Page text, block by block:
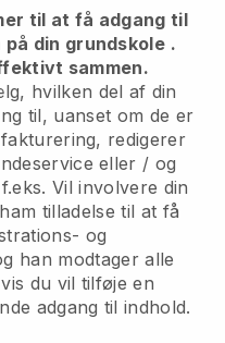
til at få adgang til
din grundskole .
sammen.
hvilken del af din
til, uanset om de er
redigerer
eller / og
Vil involvere din
tilladelse til at få
og
han modtager alle
du vil tilføje en
adgang til indhold.